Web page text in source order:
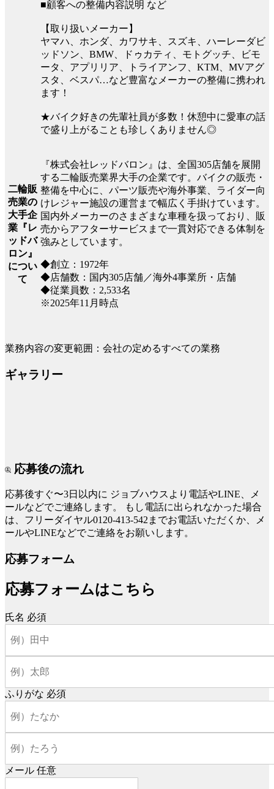
■顧客への整備内容説明 など
【取り扱いメーカー】
ヤマハ、ホンダ、カワサキ、スズキ、ハーレーダビ
ッドソン、BMW、ドゥカティ、モトグッチ、ビモ
ータ、アプリリア、トライアンフ、KTM、MVアグ
スタ、ベスパ…など豊富なメーカーの整備に携われ
ます！
★バイク好きの先輩社員が多数！休憩中に愛車の話
で盛り上がることも珍しくありません◎
二輪販
売業の
大手企
業『レ
ッドバ
ロン』
につい
て
『株式会社レッドバロン』は、全国305店舗を展開
する二輪販売業界大手の企業です。バイクの販売・
整備を中心に、パーツ販売や海外事業、ライダー向
けレジャー施設の運営まで幅広く手掛けています。
国内外メーカーのさまざまな車種を扱っており、販
売からアフターサービスまで一貫対応できる体制を
強みとしています。
◆創立：1972年
◆店舗数：国内305店舗／海外4事業所・店舗
◆従業員数：2,533名
※2025年11月時点
業務内容の変更範囲：会社の定めるすべての業務
ギャラリー
応募後の流れ
応募後すぐ〜3日以内に ジョブハウスより電話やLINE、メ
ールなどでご連絡します。
もし電話に出られなかった場合
は、フリーダイヤル0120-413-542までお電話いただくか、メ
ールやLINEなどでご連絡をお願いします。
応募フォーム
応募フォームはこちら
氏名 必須
ふりがな 必須
メール 任意